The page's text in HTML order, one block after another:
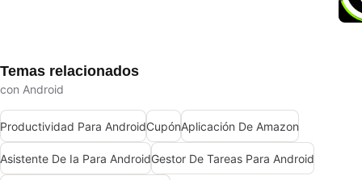
Temas relacionados
con Android
Productividad Para AndroidCupónAplicación De Amazon
Asistente De Ia Para AndroidGestor De Tareas Para Android